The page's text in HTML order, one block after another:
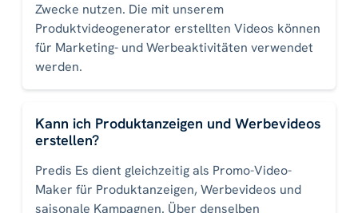
Zwecke nutzen. Die mit unserem
Produktvideogenerator erstellten Videos können
für Marketing- und Werbeaktivitäten verwendet
werden.
Kann ich Produktanzeigen und Werbevideos
erstellen?
Predis Es dient gleichzeitig als Promo-Video-
Maker für Produktanzeigen, Werbevideos und
saisonale Kampagnen. Über denselben